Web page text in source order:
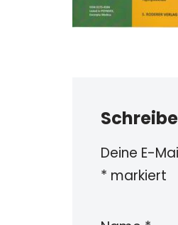
Deine E-
* markiert